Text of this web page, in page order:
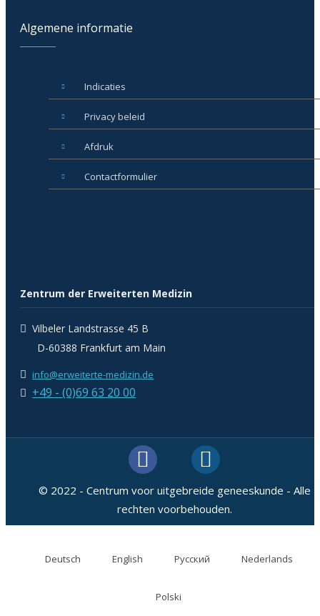
Algemene informatie
Indicaties
Privacy beleid
Afdruk
Contactformulier
Zentrum der Erweiterten Medizin
Vilbeler Landstrasse 45 B
D-60388 Frankfurt am Main
info@erweiterte-medizin.de
+49 - (0)69 63 20 00
© 2022 - Centrum voor uitgebreide geneeskunde - Alle
rechten voorbehouden.
Deutsch English Русский Nederlands
Polski